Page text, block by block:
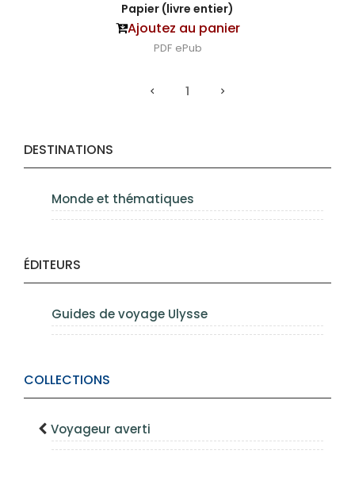
DESTINATIONS
Monde et thématiques
ÉDITEURS
Guides de voyage Ulysse
COLLECTIONS
Voyageur averti
Papier (livre entier)
Ajoutez au panier
PDF ePub
1